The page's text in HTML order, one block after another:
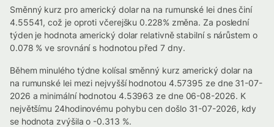
Směnný kurz pro americký dolar na na rumunské lei dnes činí
4.55541, což je oproti včerejšku 0.228% změna. Za poslední
týden je hodnota americký dolar relativně stabilní s nárůstem o
0.078 % ve srovnání s hodnotou před 7 dny.
Během minulého týdne kolísal směnný kurz americký dolar na
na rumunské lei mezi nejvyšší hodnotou 4.57395 ze dne 31-07-
2026 a minimální hodnotou 4.53963 ze dne 06-08-2026. K
největšímu 24hodinovému pohybu cen došlo 31-07-2026, kdy
se hodnota zvýšila o -0.313 %.